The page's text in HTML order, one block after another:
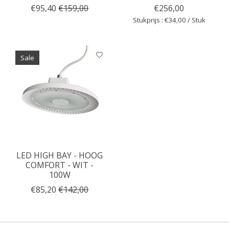
€95,40 €159,00
€256,00
Stukprijs : €34,00 / Stuk
Sale
LED HIGH BAY - HOOG
COMFORT - WIT -
100W
€85,20 €142,00